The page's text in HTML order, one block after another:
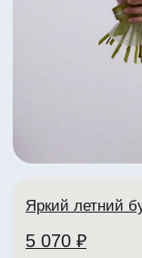
ИНН: 332704404307
ИП Рабоволик Д.И.
Политика